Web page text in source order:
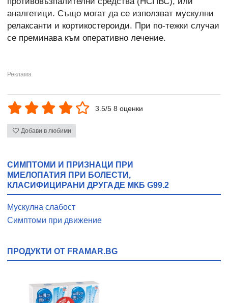
аналгетици. Също могат да се използват мускулни
релаксанти и кортикостероиди. При по-тежки случаи
се преминава към оперативно лечение.
3.5/5 8 оценки
Добави в любими
СИМПТОМИ И ПРИЗНАЦИ ПРИ
МИЕЛОПАТИЯ ПРИ БОЛЕСТИ,
КЛАСИФИЦИРАНИ ДРУГАДЕ МКБ G99.2
Мускулна слабост
Симптоми при движение
ПРОДУКТИ ОТ FRAMAR.BG